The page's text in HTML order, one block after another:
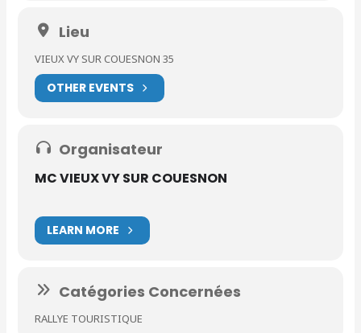
Lieu
VIEUX VY SUR COUESNON 35
OTHER EVENTS
Organisateur
MC VIEUX VY SUR COUESNON
LEARN MORE
Catégories Concernées
RALLYE TOURISTIQUE